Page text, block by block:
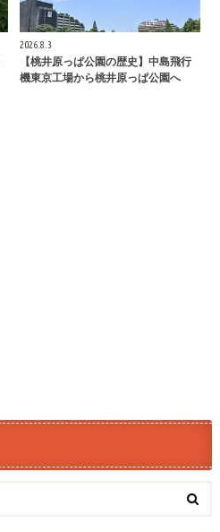
2026.8.3
【桃井原っぱ公園の歴史】中島飛行
機東京工場から桃井原っぱ公園へ